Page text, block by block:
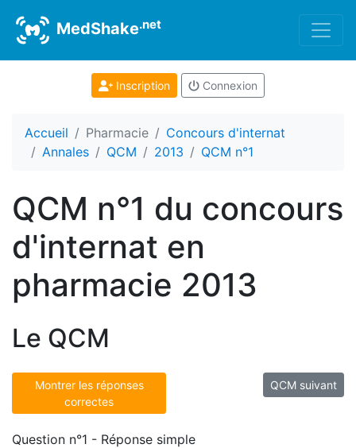
MedShake.net
Inscription Connexion
Accueil Pharmacie
Concours d'internat
Annales
QCM 2013 QCM n°1
QCM n°1 du concours
d'internat en
pharmacie 2013
Le QCM
Montrer les réponses
correctes
QCM suivant
Question n°1 - Réponse simple